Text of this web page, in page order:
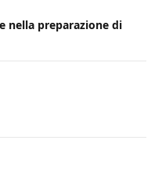
nella preparazione di